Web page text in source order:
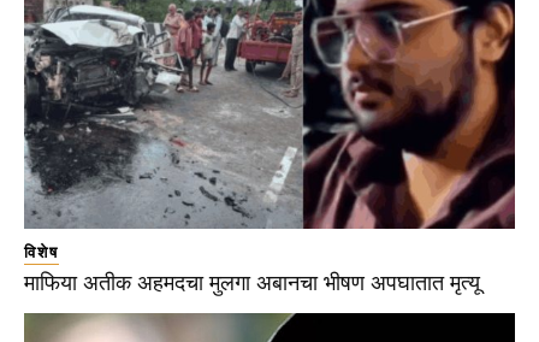
विशेष
माफिया अतीक अहमदचा मुलगा अबानचा भीषण अपघातात मृत्यू